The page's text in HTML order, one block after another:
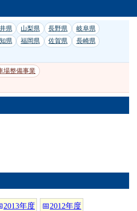
県 山梨県 長野県
岐阜県
県 福岡県 佐賀県
長崎県
場整備事業
2013年度 📅2012年度